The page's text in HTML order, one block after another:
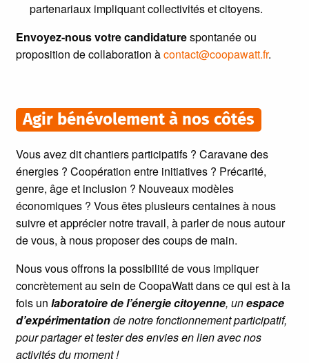
partenariaux impliquant collectivités et citoyens.
Envoyez-nous votre candidaturespontanée ou
proposition de collaboration àcontact@coopawatt.fr.
Agir bénévolement à nos côtés
Vous avez dit chantiers participatifs ? Caravane des
énergies ? Coopération entre initiatives ? Précarité,
genre, âge et inclusion ? Nouveaux modèles
économiques ? Vous êtes plusieurs centaines à nous
suivre et apprécier notre travail, à parler de nous autour
de vous, à nous proposer des coups de main.
Nous vous offrons la possibilité de vous impliquer
concrètement au sein de CoopaWatt dans ce qui est à la
fois unlaboratoire de l’énergie citoyenne, unespace
d’expérimentationde notre fonctionnement participatif,
pour partager et tester des envies en lien avec nos
activités du moment !